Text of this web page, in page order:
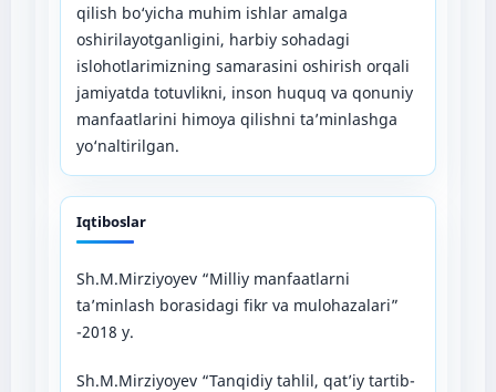
qilish bo‘yicha muhim ishlar amalga
oshirilayotganligini, harbiy sohadagi
islohotlarimizning samarasini oshirish orqali
jamiyatda totuvlikni, inson huquq va qonuniy
manfaatlarini himoya qilishni ta’minlashga
yo‘naltirilgan.
Iqtiboslar
Sh.M.Mirziyoyev “Milliy manfaatlarni
ta’minlash borasidagi fikr va mulohazalari”
-2018 y.
Sh.M.Mirziyoyev “Tanqidiy tahlil, qat’iy tartib-